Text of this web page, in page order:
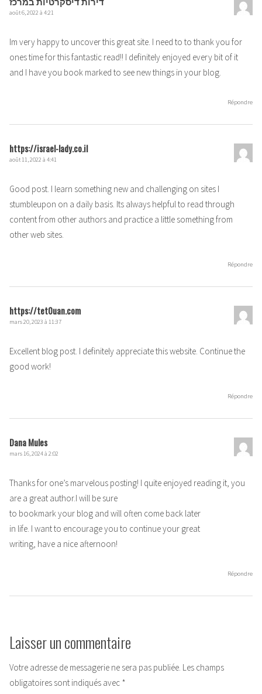
août 6, 2022 à 4:21
Im very happy to uncover this great site. I need to to thank you for
ones time for this fantastic read!! I definitely enjoyed every bit of it
and I have you book marked to see new things in your blog.
Répondre
https://israel-lady.co.il
août 11, 2022 à 4:41
Good post. I learn something new and challenging on sites I
stumbleupon on a daily basis. Its always helpful to read through
content from other authors and practice a little something from
other web sites.
Répondre
https://tet0uan.com
mars 20, 2023 à 11:37
Excellent blog post. I definitely appreciate this website. Continue the
good work!
Répondre
Dana Mules
mars 16, 2024 à 2:02
Thanks for one’s marvelous posting! I quite enjoyed reading it, you
are a great author.I will be sure
to bookmark your blog and will often come back later
in life. I want to encourage you to continue your great
writing, have a nice afternoon!
Répondre
Laisser un commentaire
Votre adresse de messagerie ne sera pas publiée. Les champs
obligatoires sont indiqués avec *